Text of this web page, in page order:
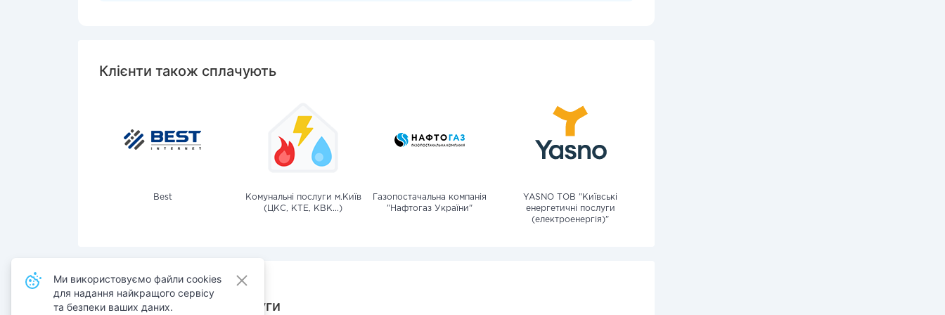
Клієнти також сплачують
Best
Комунальні послуги м.Київ
(ЦКС, КТЕ, КВК...)
Газопостачальна компанія
"Нафтогаз України"
YASNO ТОВ "Київські
енергетичні послуги
(електроенергія)"
Також сплачують послуги
Ми використовуємо файли cookies
для надання найкращого сервісу
та безпеки ваших даних.